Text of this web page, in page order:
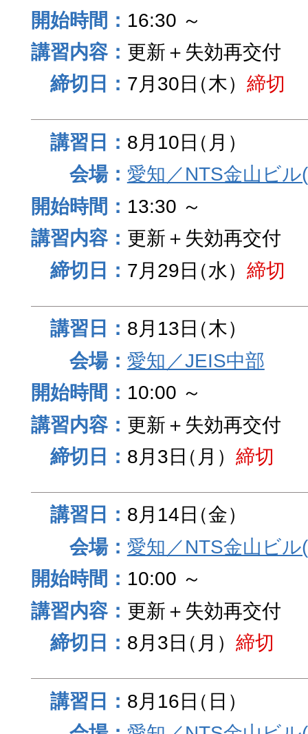
16:30 ～
更新＋失効再交付
7月30日（木） 締切
8月10日（月）
愛知／NTS金山ビ
13:30 ～
更新＋失効再交付
7月29日（水） 締切
8月13日（木）
愛知／JEIS中部
10:00 ～
更新＋失効再交付
8月3日（月） 締切
8月14日（金）
愛知／NTS金山ビ
10:00 ～
更新＋失効再交付
8月3日（月） 締切
8月16日（日）